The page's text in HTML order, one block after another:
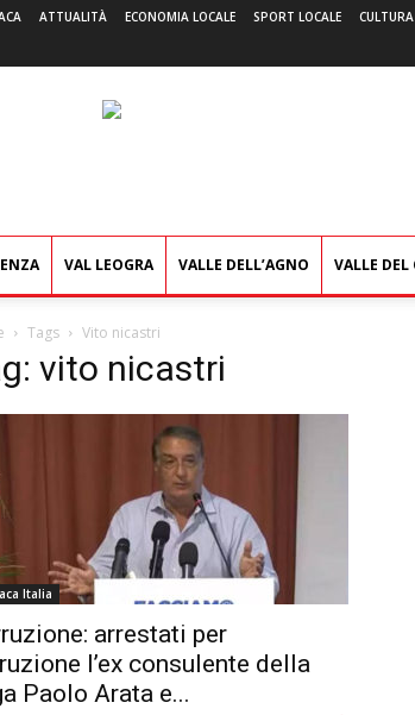
ATTUALITÀ ECONOMIA LOCALE SPORT LOCALE
VAL LEOGRA VALLE DELL’AGNO VALLE DEL
Tags Vito nicastri
vito nicastri
Italia
arrestati per
lʼex consulente della
Paolo Arata e...